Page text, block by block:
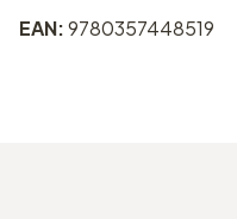
EAN:9780357448519